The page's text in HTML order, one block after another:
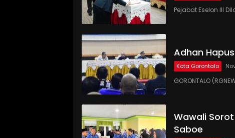
Pejabat Eselon III
Adhan
Kota Gorontalo
GORONTALO
Wawali
Saboe